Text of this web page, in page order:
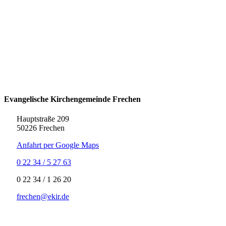
Evangelische Kirchengemeinde Frechen
Hauptstraße 209
50226 Frechen
Anfahrt per Google Maps
0 22 34 / 5 27 63
‍0 22 34 / ‍1 26 20
frechen@ekir.de